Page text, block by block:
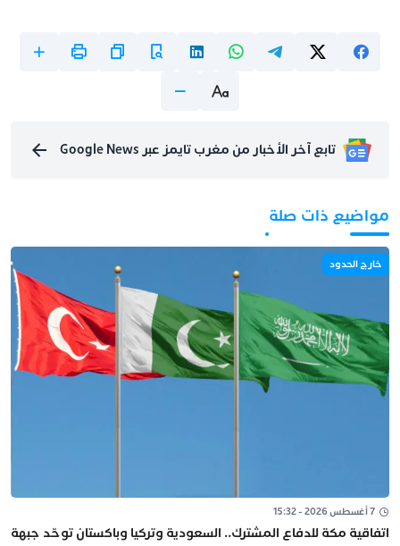
تابع آخر الأخبار من مغرب تايمز عبر Google News
مواضيع ذات صلة
خارج الحدود
7 أغسطس 2026 - 15:32
اتفاقية مكة للدفاع المشترك.. السعودية وتركيا وباكستان توحّد جبهة